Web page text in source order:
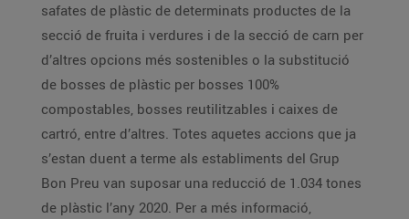
safates de plàstic de determinats productes de la
secció de fruita i verdures i de la secció de carn per
d’altres opcions més sostenibles o la substitució
de bosses de plàstic per bosses 100%
compostables, bosses reutilitzables i caixes de
cartró, entre d’altres. Totes aquetes accions que ja
s’estan duent a terme als establiments del Grup
Bon Preu van suposar una reducció de 1.034 tones
de plàstic l’any 2020. Per a més informació,